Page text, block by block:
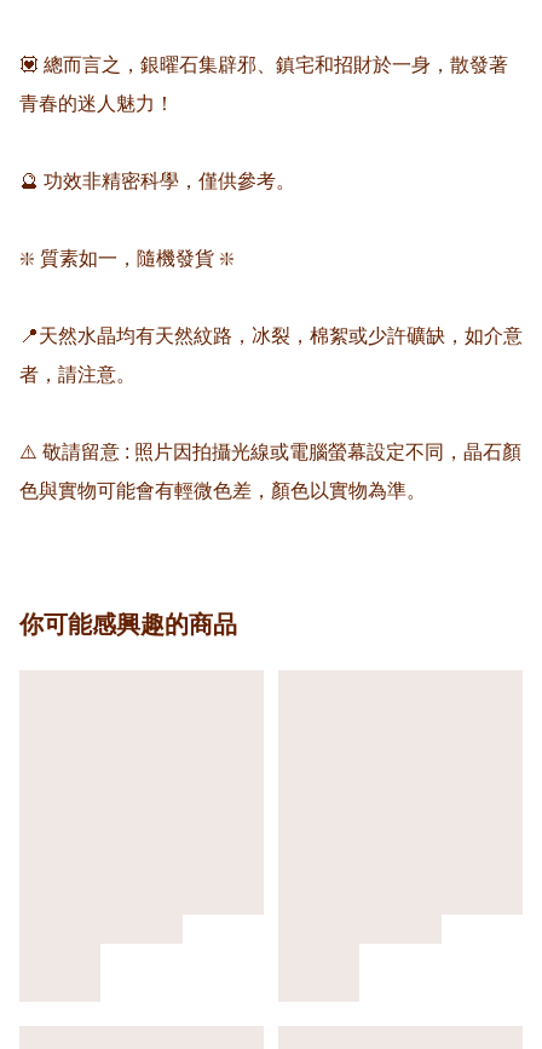
💟 總而言之，銀曜石集辟邪、鎮宅和招財於一身，散發著
青春的迷人魅力！
🔮 功效非精密科學，僅供參考。
❇️ 質素如一，隨機發貨 ❇️
📍天然水晶均有天然紋路，冰裂，棉絮或少許礦缺，如介意
者，請注意。
⚠️ 敬請留意 : 照片因拍攝光線或電腦螢幕設定不同，晶石顏
色與實物可能會有輕微色差，顏色以實物為準。
你可能感興趣的商品